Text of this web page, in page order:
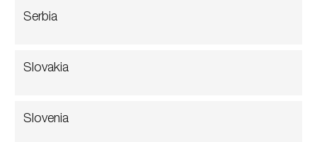
Serbia
Slovakia
Slovenia